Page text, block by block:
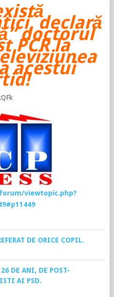
declară
doctorul
PCR la
acestui
viewtopic.php?
DE ORICE COPIL.
DE ANI, DE POST-
AI PSD.